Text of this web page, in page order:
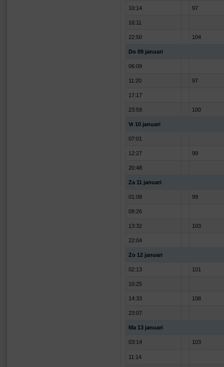
10:14 97
16:11
22:50 104
Do 09 januari
06:09
11:20 97
17:17
23:59 100
Vr 10 januari
07:01
12:27 99
20:48
Za 11 januari
01:08 99
09:26
13:32 103
22:04
Zo 12 januari
02:13 101
10:25
14:33 108
23:07
Ma 13 januari
03:14 103
11:14